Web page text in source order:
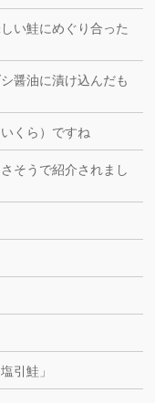
い鮭にめぐり合った
醤油に漬け込んだも
くら）ですね
そうで紹介されまし
引鮭」